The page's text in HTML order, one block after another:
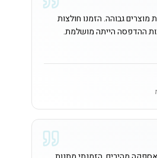
מוצרים גבוהה. הזמנו חולצות
ההדפסה הייתה מושלמת.